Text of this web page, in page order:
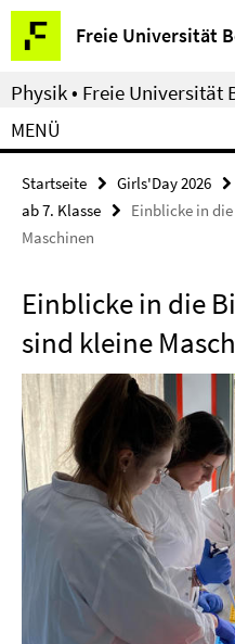
Springe
direkt
zu
Inhalt
Freie Universität
Service-
Navigation
Physik • Freie Universität
MENÜ
Startseite Girls'Day 2026
ab 7. Klasse
Einblicke in
Maschinen
Einblicke in die
sind kleine